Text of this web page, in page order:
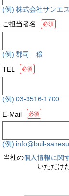
(例) 株式会社サンエ
ご担当者名
必須
(例) 郡司 穣
TEL
必須
(例) 03-3516-1700
E-Mail
必須
(例) info@buil-
当社の個人情報に関
いただけ